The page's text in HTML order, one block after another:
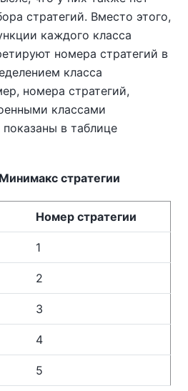
стратегий. Вместо этого,
каждого класса
номера стратегий в
класса
номера стратегий,
классами
показаны в таблице
стратегии
Номер стратегии
1
2
3
4
5